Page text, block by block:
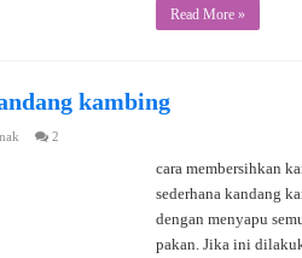
Read More »
kambing
2
cara membersihkan
sederhana kandang
dengan menyapu
pakan. Jika ini